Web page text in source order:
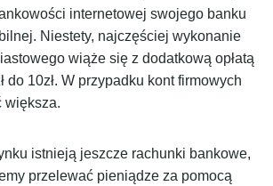
internetowej swojego banku
Niestety, najczęściej wykonanie
wiąże się z dodatkową opłatą
do 10zł. W przypadku kont firmowych
większa.
istnieją jeszcze rachunki bankowe,
przelewać pieniądze za pomocą